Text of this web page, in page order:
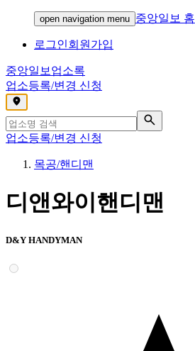
open navigation menu 중앙일보 홈
로그인회원가입
중앙일보 업소록
업소등록/변경 신청
,
업소등록/변경 신청
목공/핸디맨
디앤와이핸디맨
D&Y HANDYMAN